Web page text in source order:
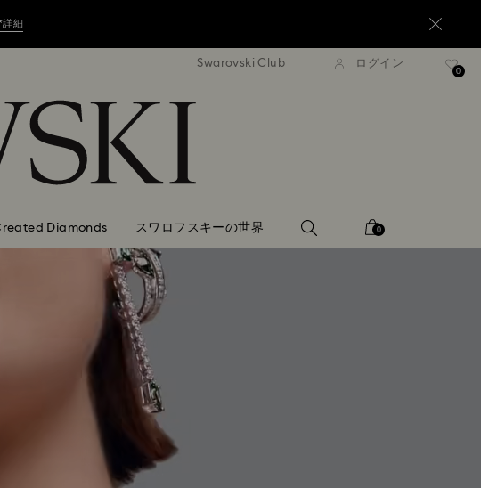
詳細
*詳細
20,000円以上で通常配送無料 20,000円以上で通常配送
Swarovski Club ログイン
0
Diamonds スワロフスキーの世界 0